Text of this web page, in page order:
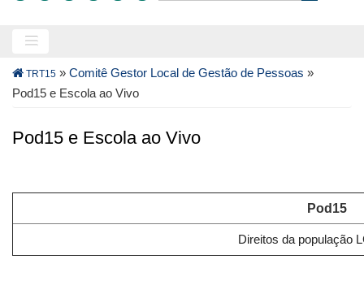
Trilha
de
TRT15 » Comitê Gestor Local de Gestão de Pessoas »
Pod15 e Escola ao Vivo
Pod15 e Escola ao Vivo
Pod15
Direitos da população